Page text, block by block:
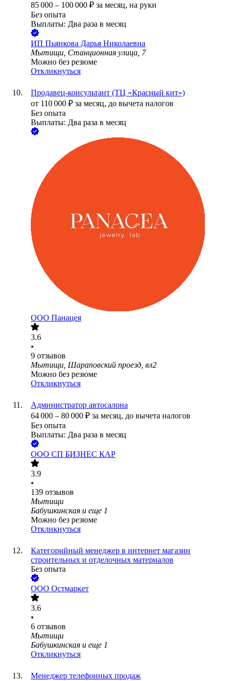
85 000 – 100 000 ₽ за месяц, на руки
Без опыта
Выплаты: Два раза в месяц
ИП Пьянкова Дарья Николаевна
Мытищи, Станционная улица, 7
Можно без резюме
Откликнуться
Продавец-консультант (ТЦ «Красный кит»)
от 110 000 ₽ за месяц, до вычета налогов
Без опыта
Выплаты: Два раза в месяц
ООО Панацея
3.6
•
9 отзывов
Мытищи, Шараповский проезд, вл2
Можно без резюме
Откликнуться
Администратор автосалона
64 000 – 80 000 ₽ за месяц, до вычета налогов
Без опыта
Выплаты: Два раза в месяц
ООО СП БИЗНЕС КАР
3.9
•
139 отзывов
Мытищи
Бабушкинская и еще 1
Можно без резюме
Откликнуться
Категорийный менеджер в интернет магазин
строительных и отделочных материалов
Без опыта
ООО Остмаркет
3.6
•
6 отзывов
Мытищи
Бабушкинская и еще 1
Откликнуться
Менеджер телефонных продаж